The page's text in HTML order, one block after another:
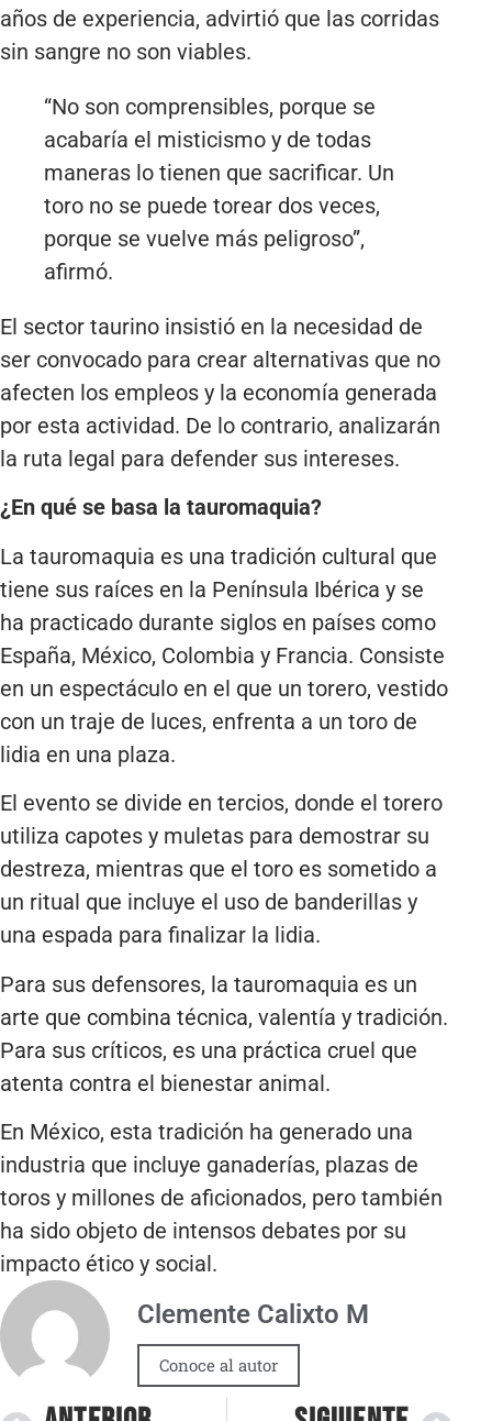
años de experiencia, advirtió que las corridas
sin sangre no son viables.
“No son comprensibles, porque se
acabaría el misticismo y de todas
maneras lo tienen que sacrificar. Un
toro no se puede torear dos veces,
porque se vuelve más peligroso”,
afirmó.
El sector taurino insistió en la necesidad de
ser convocado para crear alternativas que no
afecten los empleos y la economía generada
por esta actividad. De lo contrario, analizarán
la ruta legal para defender sus intereses.
¿En qué se basa la tauromaquia?
La tauromaquia es una tradición cultural que
tiene sus raíces en la Península Ibérica y se
ha practicado durante siglos en países como
España, México, Colombia y Francia. Consiste
en un espectáculo en el que un torero, vestido
con un traje de luces, enfrenta a un toro de
lidia en una plaza.
El evento se divide en tercios, donde el torero
utiliza capotes y muletas para demostrar su
destreza, mientras que el toro es sometido a
un ritual que incluye el uso de banderillas y
una espada para finalizar la lidia.
Para sus defensores, la tauromaquia es un
arte que combina técnica, valentía y tradición.
Para sus críticos, es una práctica cruel que
atenta contra el bienestar animal.
En México, esta tradición ha generado una
industria que incluye ganaderías, plazas de
toros y millones de aficionados, pero también
ha sido objeto de intensos debates por su
impacto ético y social.
Clemente Calixto M
Conoce al autor